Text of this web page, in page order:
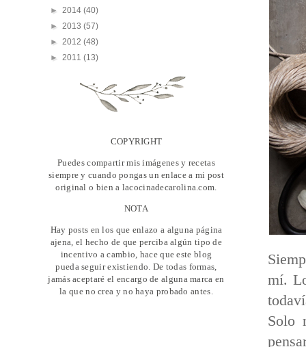
mí.
Solo
► 2014 (40)
► 2013 (57)
► 2012 (48)
► 2011 (13)
COPYRIGHT
Puedes compartir mis imágenes y recetas
siempre y cuando pongas un enlace a mi post
original o bien a lacocinadecarolina.com.
NOTA
Hay posts en los que enlazo a alguna página
ajena, el hecho de que perciba algún tipo de
incentivo a cambio, hace que este blog
pueda seguir existiendo. De todas formas,
jamás aceptaré el encargo de alguna marca en
la que no crea y no haya probado antes.